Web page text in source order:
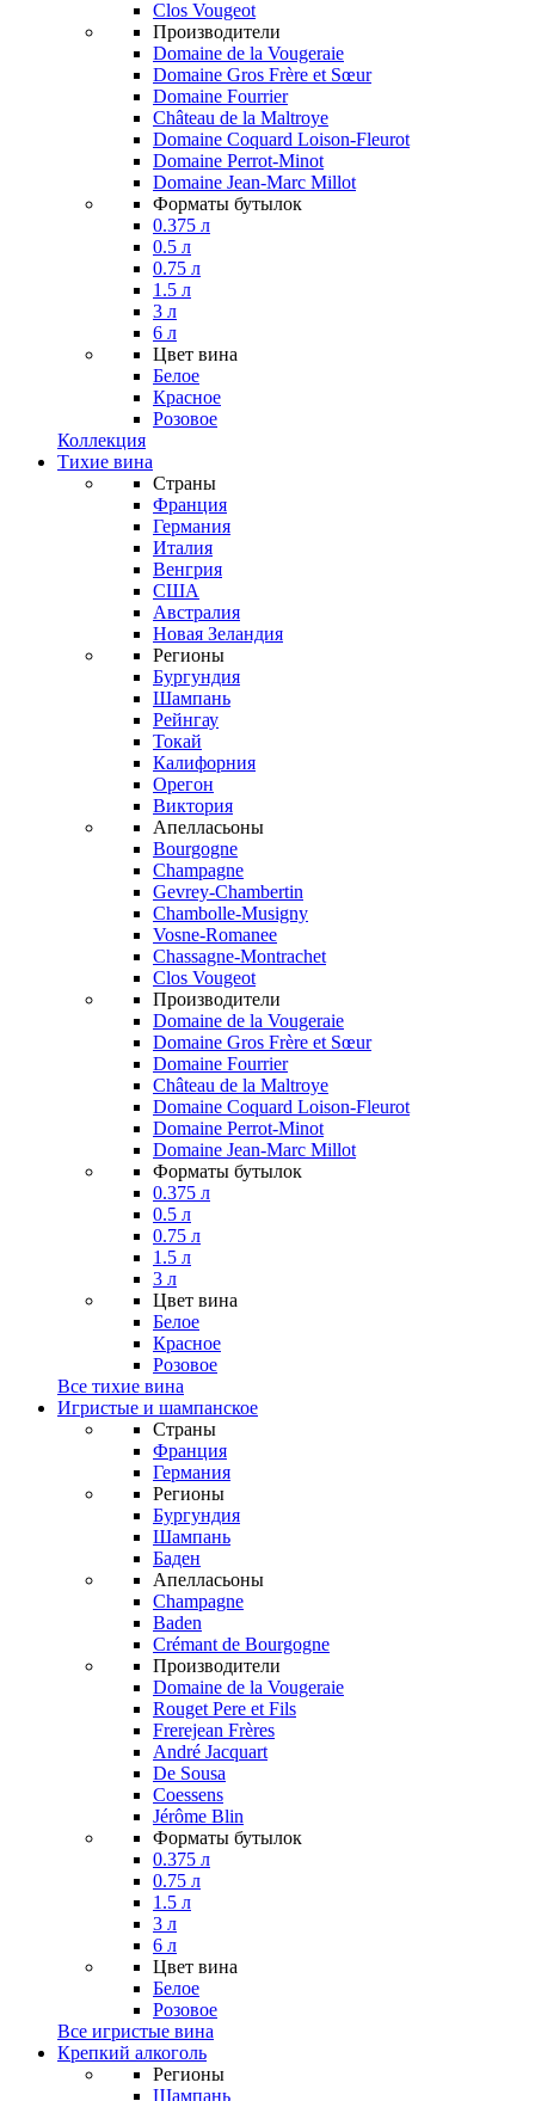
Clos Vougeot
Производители
Domaine de la Vougeraie
Domaine Gros Frère et Sœur
Domaine Fourrier
Château de la Maltroye
Domaine Coquard Loison-Fleurot
Domaine Perrot-Minot
Domaine Jean-Marc Millot
Форматы бутылок
0.375 л
0.5 л
0.75 л
1.5 л
3 л
6 л
Цвет вина
Белое
Красное
Розовое
Коллекция
Тихие вина
Страны
Франция
Германия
Италия
Венгрия
США
Австралия
Новая Зеландия
Регионы
Бургундия
Шампань
Рейнгау
Токай
Калифорния
Орегон
Виктория
Апелласьоны
Bourgogne
Champagne
Gevrey-Chambertin
Chambolle-Musigny
Vosne-Romanee
Chassagne-Montrachet
Clos Vougeot
Производители
Domaine de la Vougeraie
Domaine Gros Frère et Sœur
Domaine Fourrier
Château de la Maltroye
Domaine Coquard Loison-Fleurot
Domaine Perrot-Minot
Domaine Jean-Marc Millot
Форматы бутылок
0.375 л
0.5 л
0.75 л
1.5 л
3 л
Цвет вина
Белое
Красное
Розовое
Все тихие вина
Игристые и шампанское
Страны
Франция
Германия
Регионы
Бургундия
Шампань
Баден
Апелласьоны
Champagne
Baden
Crémant de Bourgogne
Производители
Domaine de la Vougeraie
Rouget Pere et Fils
Frerejean Frères
André Jacquart
De Sousa
Coessens
Jérôme Blin
Форматы бутылок
0.375 л
0.75 л
1.5 л
3 л
6 л
Цвет вина
Белое
Розовое
Все игристые вина
Крепкий алкоголь
Регионы
Шампань